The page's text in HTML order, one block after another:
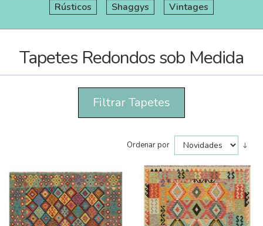
Rústicos
Shaggys Vintages
Tapetes Redondos sob Medida
Filtrar Tapetes
Ordenar por